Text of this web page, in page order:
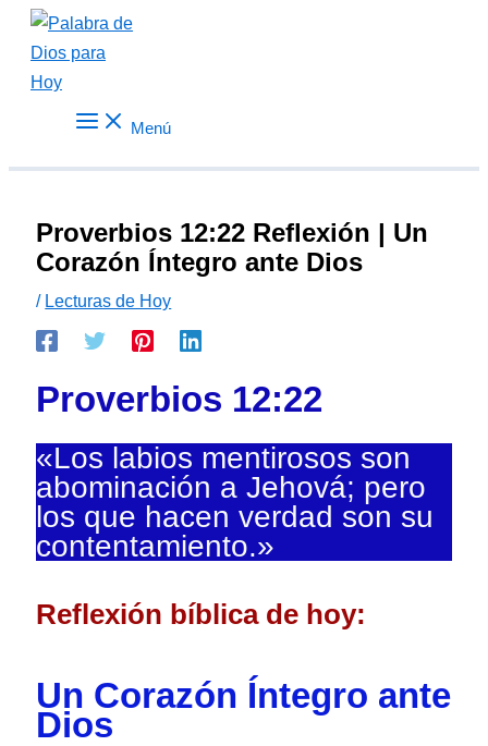
contenido
Menú
Proverbios 12:22 Reflexión | Un
Corazón Íntegro ante Dios
/ Lecturas de Hoy
Proverbios 12:22
«Los labios mentirosos son
abominación a Jehová; pero
los que hacen verdad son su
contentamiento.»
Reflexión bíblica de hoy:
Un Corazón Íntegro ante
Dios